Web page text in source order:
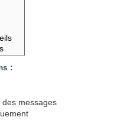
:
messages